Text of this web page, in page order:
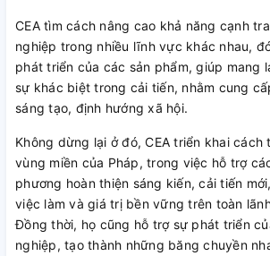
CEA tìm cách nâng cao khả năng cạnh
nghiệp trong nhiều lĩnh vực khác nhau,
phát triển của các sản phẩm, giúp mang
sự khác biệt trong cải tiến, nhằm cung
sáng tạo, định hướng xã hội.
Không dừng lại ở đó, CEA triển khai cách
vùng miền của Pháp, trong việc hỗ trợ
phương hoàn thiện sáng kiến, ​​cải tiến
việc làm và giá trị bền vững trên toàn
Đồng thời, họ cũng hỗ trợ sự phát triển
nghiệp, tạo thành những băng chuyền